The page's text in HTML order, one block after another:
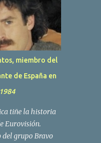
miembro del
de España en
tiñe la historia
Eurovisión.
del grupo Bravo